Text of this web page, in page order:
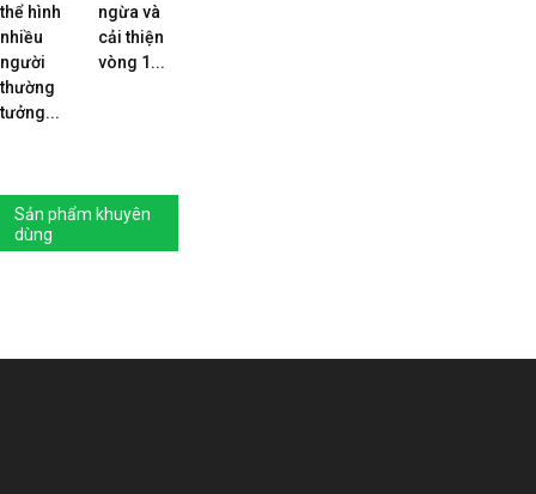
thể hình
nhiều
người
thường
tưởng...
ngừa và
cải thiện
vòng 1...
Sản phẩm khuyên
dùng